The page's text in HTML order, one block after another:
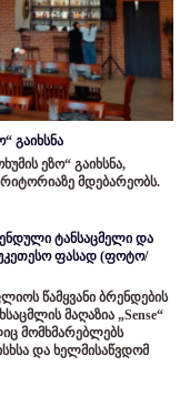
გაიხსნა
ეზო“ გაიხსნა,
მდებარეობს.
ტანსაცმელი და
ფასად (ფოტო/
წამყვანი ბრენდების
მაღაზია „Sense“
მომხმარებლებს
და ხელმისაწვდომ